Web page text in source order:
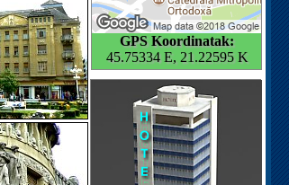
GPS Koordinatak:
45.75334 E, 21.22595 K